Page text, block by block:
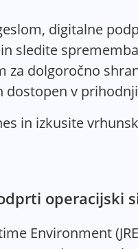
digitalne
sledite
dolgoročno
dostopen v
in izkusite
operacijski
Environment